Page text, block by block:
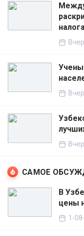
САМОЕ
В
цены
1-